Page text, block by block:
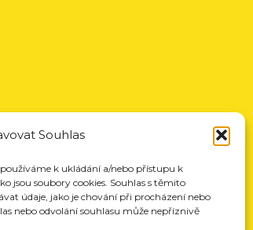
Souhlas
k ukládání a/nebo přístupu k
jsou soubory cookies. Souhlas s těmito
údaje, jako je chování při procházení nebo
nebo odvolání souhlasu může nepříznivě